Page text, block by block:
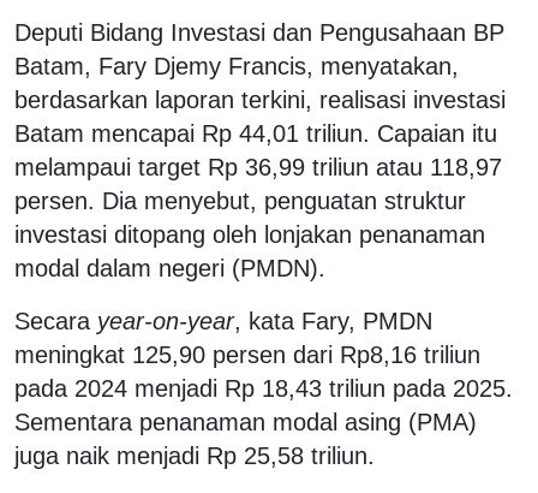
Deputi Bidang Investasi dan Pengusahaan BP
Batam, Fary Djemy Francis, menyatakan,
berdasarkan laporan terkini, realisasi investasi
Batam mencapai Rp 44,01 triliun. Capaian itu
melampaui target Rp 36,99 triliun atau 118,97
persen. Dia menyebut, penguatan struktur
investasi ditopang oleh lonjakan penanaman
modal dalam negeri (PMDN).
Secara year-on-year, kata Fary, PMDN
meningkat 125,90 persen dari Rp8,16 triliun
pada 2024 menjadi Rp 18,43 triliun pada 2025.
Sementara penanaman modal asing (PMA)
juga naik menjadi Rp 25,58 triliun.